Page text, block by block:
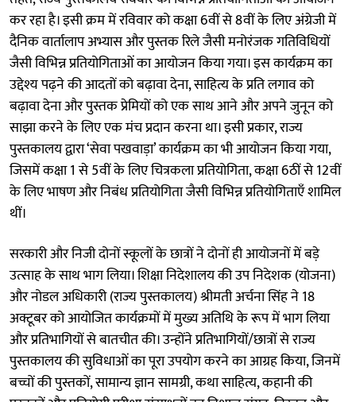
कर रहा है। इसी क्रम में रविवार को कक्षा 6वीं से 8वीं के लिए अंग्रेजी में
दैनिक वार्तालाप अभ्यास और पुस्तक रिले जैसी मनोरंजक गतिविधियों
जैसी विभिन्न प्रतियोगिताओं का आयोजन किया गया। इस कार्यक्रम का
उद्देश्य पढ़ने की आदतों को बढ़ावा देना, साहित्य के प्रति लगाव को
बढ़ावा देना और पुस्तक प्रेमियों को एक साथ आने और अपने जुनून को
साझा करने के लिए एक मंच प्रदान करना था। इसी प्रकार, राज्य
पुस्तकालय द्वारा ‘सेवा पखवाड़ा’ कार्यक्रम का भी आयोजन किया गया,
जिसमें कक्षा 1 से 5वीं के लिए चित्रकला प्रतियोगिता, कक्षा 6ठीं से 12वीं
के लिए भाषण और निबंध प्रतियोगिता जैसी विभिन्न प्रतियोगिताएँ शामिल
थीं।
सरकारी और निजी दोनों स्कूलों के छात्रों ने दोनों ही आयोजनों में बड़े
उत्साह के साथ भाग लिया। शिक्षा निदेशालय की उप निदेशक (योजना)
और नोडल अधिकारी (राज्य पुस्तकालय) श्रीमती अर्चना सिंह ने 18
अक्टूबर को आयोजित कार्यक्रमों में मुख्य अतिथि के रूप में भाग लिया
और प्रतिभागियों से बातचीत की। उन्होंने प्रतिभागियों/छात्रों से राज्य
पुस्तकालय की सुविधाओं का पूरा उपयोग करने का आग्रह किया, जिनमें
बच्चों की पुस्तकों, सामान्य ज्ञान सामग्री, कथा साहित्य, कहानी की